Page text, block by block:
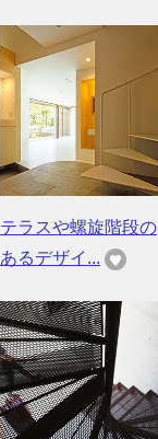
テラスや螺旋階段の
あるデザイ...